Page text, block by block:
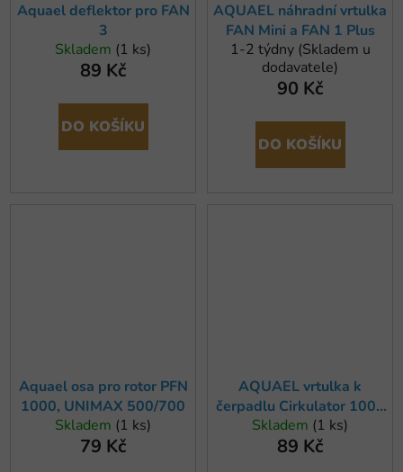
Aquael deflektor pro FAN
3
Skladem (1 ks)
89 Kč
DO KOŠÍKU
AQUAEL náhradní vrtulka
FAN Mini a FAN 1 Plus
1-2 týdny (Skladem u
dodavatele)
90 Kč
DO KOŠÍKU
Aquael osa pro rotor PFN
1000, UNIMAX 500/700
Skladem (1 ks)
79 Kč
AQUAEL vrtulka k
čerpadlu Cirkulator 1000
a filtru Turbo 1000
Skladem (1 ks)
89 Kč